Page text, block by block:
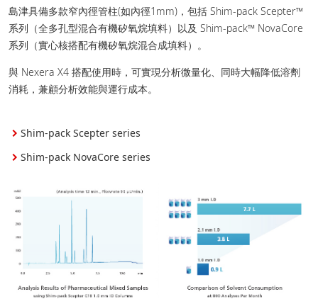
島津具備多款窄內徑管柱(如內徑1mm)，包括 Shim-pack Scepter™
系列（全多孔型混合有機矽氧烷填料）以及 Shim-pack™ NovaCore
系列（實心核搭配有機矽氧烷混合成填料）。
與 Nexera X4 搭配使用時，可實現分析微量化、同時大幅降低溶劑
消耗，兼顧分析效能與運行成本。
Shim-pack Scepter series
Shim-pack NovaCore series